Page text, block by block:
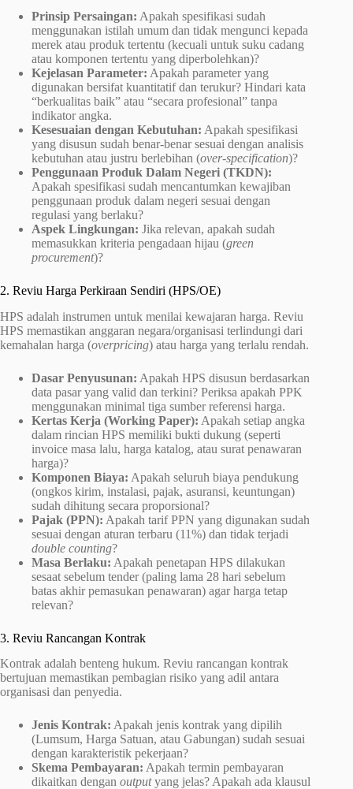
Prinsip Persaingan: Apakah spesifikasi sudah
menggunakan istilah umum dan tidak mengunci kepada
merek atau produk tertentu (kecuali untuk suku cadang
atau komponen tertentu yang diperbolehkan)?
Kejelasan Parameter: Apakah parameter yang
digunakan bersifat kuantitatif dan terukur? Hindari kata
“berkualitas baik” atau “secara profesional” tanpa
indikator angka.
Kesesuaian dengan Kebutuhan: Apakah spesifikasi
yang disusun sudah benar-benar sesuai dengan analisis
kebutuhan atau justru berlebihan (over-specification)?
Penggunaan Produk Dalam Negeri (TKDN):
Apakah spesifikasi sudah mencantumkan kewajiban
penggunaan produk dalam negeri sesuai dengan
regulasi yang berlaku?
Aspek Lingkungan: Jika relevan, apakah sudah
memasukkan kriteria pengadaan hijau (green
procurement)?
2. Reviu Harga Perkiraan Sendiri (HPS/OE)
HPS adalah instrumen untuk menilai kewajaran harga. Reviu
HPS memastikan anggaran negara/organisasi terlindungi dari
kemahalan harga (overpricing) atau harga yang terlalu rendah.
Dasar Penyusunan: Apakah HPS disusun berdasarkan
data pasar yang valid dan terkini? Periksa apakah PPK
menggunakan minimal tiga sumber referensi harga.
Kertas Kerja (Working Paper): Apakah setiap angka
dalam rincian HPS memiliki bukti dukung (seperti
invoice masa lalu, harga katalog, atau surat penawaran
harga)?
Komponen Biaya: Apakah seluruh biaya pendukung
(ongkos kirim, instalasi, pajak, asuransi, keuntungan)
sudah dihitung secara proporsional?
Pajak (PPN): Apakah tarif PPN yang digunakan sudah
sesuai dengan aturan terbaru (11%) dan tidak terjadi
double counting?
Masa Berlaku: Apakah penetapan HPS dilakukan
sesaat sebelum tender (paling lama 28 hari sebelum
batas akhir pemasukan penawaran) agar harga tetap
relevan?
3. Reviu Rancangan Kontrak
Kontrak adalah benteng hukum. Reviu rancangan kontrak
bertujuan memastikan pembagian risiko yang adil antara
organisasi dan penyedia.
Jenis Kontrak: Apakah jenis kontrak yang dipilih
(Lumsum, Harga Satuan, atau Gabungan) sudah sesuai
dengan karakteristik pekerjaan?
Skema Pembayaran: Apakah termin pembayaran
dikaitkan dengan outputyang jelas? Apakah ada klausul